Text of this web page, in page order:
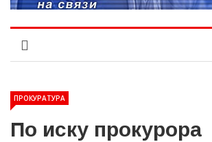
ПРОКУРАТУРА
По иску прокурора